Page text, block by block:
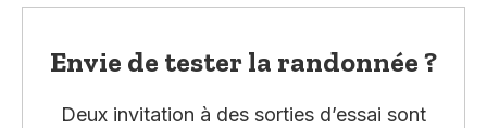
Envie de tester la randonnée ?
Deux invitation à des sorties d’essai sont